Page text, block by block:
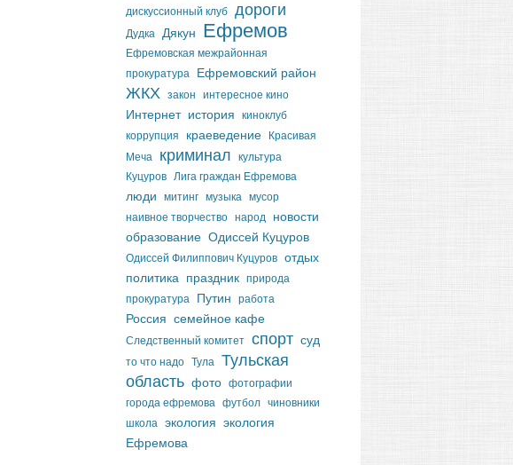
дискуссионный клуб дороги
Дудка Дякун Ефремов
Ефремовская межрайонная
прокуратура
Ефремовский район
ЖКХ закон интересное кино
Интернет история
киноклуб
коррупция
краеведение
Красивая
Меча
криминал
культура
Куцуров Лига граждан Ефремова
люди митинг музыка мусор
наивное творчество народ
новости
образование Одиссей Куцуров
Одиссей Филиппович Куцуров отдых
политика
праздник природа
прокуратура
Путин работа
Россия семейное кафе
Следственный комитет спорт суд
то что надо Тула Тульская
область фото фотографии
города ефремова футбол чиновники
школа экология экология
Ефремова